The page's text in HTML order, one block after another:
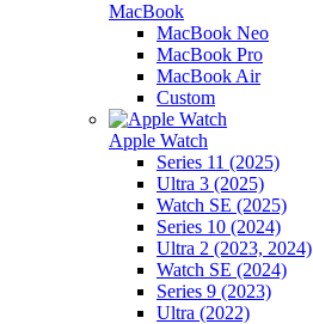
MacBook
MacBook Neo
MacBook Pro
MacBook Air
Custom
Apple Watch
Series 11 (2025)
Ultra 3 (2025)
Watch SE (2025)
Series 10 (2024)
Ultra 2 (2023, 2024)
Watch SE (2024)
Series 9 (2023)
Ultra (2022)